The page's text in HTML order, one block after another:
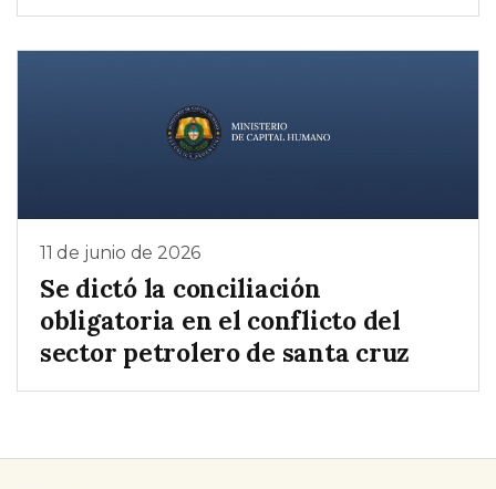
11 de junio de 2026
Se dictó la conciliación
obligatoria en el conflicto del
sector petrolero de santa cruz